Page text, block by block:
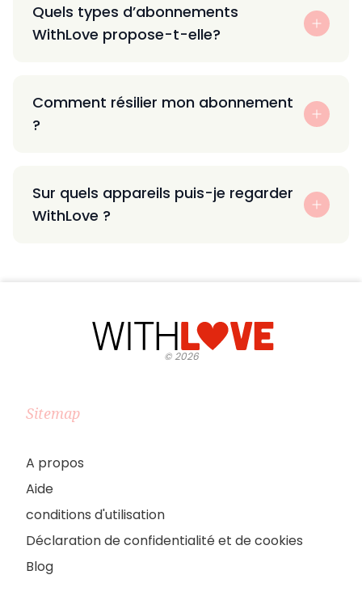
Quels types d’abonnements
WithLove propose-t-elle?
Comment résilier mon abonnement
?
Sur quels appareils puis-je regarder
WithLove ?
©2026
Sitemap
A propos
Aide
conditions d'utilisation
Déclaration de confidentialité et de cookies
Blog